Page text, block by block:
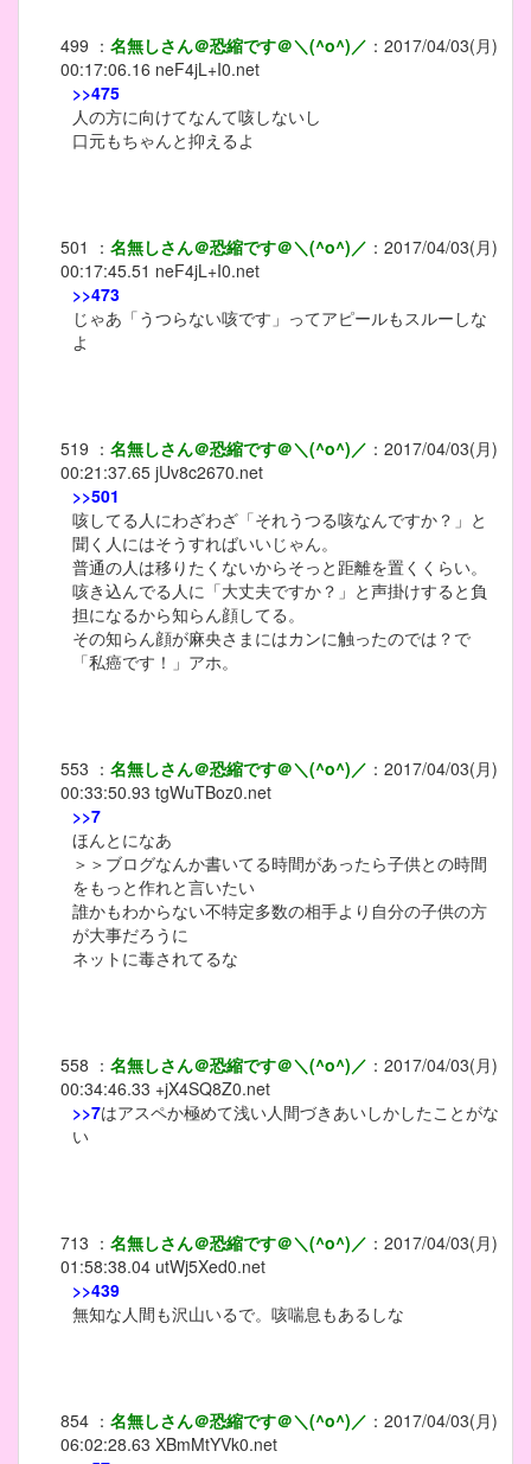
499 ： 名無しさん＠恐縮です＠＼(^o^)／ ： 2017/04/03(月)
00:17:06.16 neF4jL+I0.net
>>475
人の方に向けてなんて咳しないし
口元もちゃんと抑えるよ
501 ： 名無しさん＠恐縮です＠＼(^o^)／ ： 2017/04/03(月)
00:17:45.51 neF4jL+I0.net
>>473
じゃあ「うつらない咳です」ってアピールもスルーしな
よ
519 ： 名無しさん＠恐縮です＠＼(^o^)／ ： 2017/04/03(月)
00:21:37.65 jUv8c2670.net
>>501
咳してる人にわざわざ「それうつる咳なんですか？」と
聞く人にはそうすればいいじゃん。
普通の人は移りたくないからそっと距離を置くくらい。
咳き込んでる人に「大丈夫ですか？」と声掛けすると負
担になるから知らん顔してる。
その知らん顔が麻央さまにはカンに触ったのでは？で
「私癌です！」アホ。
553 ： 名無しさん＠恐縮です＠＼(^o^)／ ： 2017/04/03(月)
00:33:50.93 tgWuTBoz0.net
>>7
ほんとになあ
＞＞ブログなんか書いてる時間があったら子供との時間
をもっと作れと言いたい
誰かもわからない不特定多数の相手より自分の子供の方
が大事だろうに
ネットに毒されてるな
558 ： 名無しさん＠恐縮です＠＼(^o^)／ ： 2017/04/03(月)
00:34:46.33 +jX4SQ8Z0.net
>>7はアスペか極めて浅い人間づきあいしかしたことがな
い
713 ： 名無しさん＠恐縮です＠＼(^o^)／ ： 2017/04/03(月)
01:58:38.04 utWj5Xed0.net
>>439
無知な人間も沢山いるで。咳喘息もあるしな
854 ： 名無しさん＠恐縮です＠＼(^o^)／ ： 2017/04/03(月)
06:02:28.63 XBmMtYVk0.net